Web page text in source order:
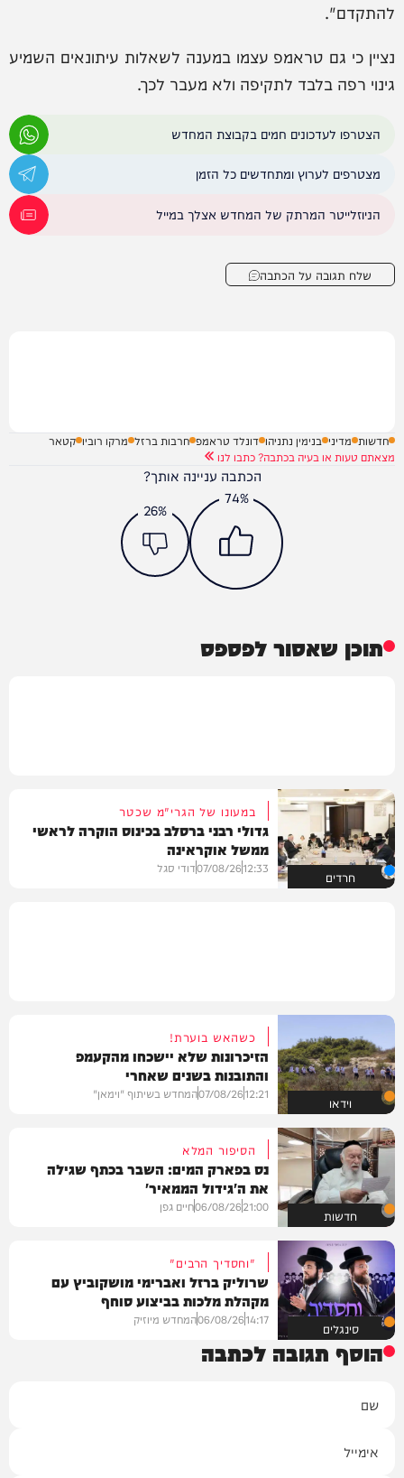
להתקדם".
נציין כי גם טראמפ עצמו במענה לשאלות עיתונאים השמיע
גינוי רפה בלבד לתקיפה ולא מעבר לכך.
הצטרפו לעדכונים חמים בקבוצת המחדש
מצטרפים לערוץ ומתחדשים כל הזמן
הניוזלייטר המרתק של המחדש אצלך במייל
שלח תגובה על הכתבה
חדשות מדיני בנימין נתניהו דונלד טראמפ חרבות ברזל מרקו רוביו קטאר
מצאתם טעות או בעיה בכתבה? כתבו לנו
הכתבה עניינה אותך?
74%
26%
תוכן שאסור לפספס
חרדים
במעונו של הגרי"מ שכטר
גדולי רבני ברסלב בכינוס הוקרה לראשי
ממשל אוקראינה
12:33
07/08/26דודי סגל
וידאו
כשהאש בוערת!
הזיכרונות שלא יישכחו מהקעמפ
והתובנות בשנים שאחרי
12:21
07/08/26המחדש בשיתוף "וימאן"
חדשות
הסיפור המלא
נס בפארק המים: השבר בכתף שגילה
את ה'גידול הממאיר'
21:00
06/08/26חיים גפן
סינגלים
"וחסדיך הרבים"
שרוליק ברזל ואברימי מושקוביץ עם
מקהלת מלכות בביצוע סוחף
14:17
06/08/26המחדש מיוזיק
הוסף תגובה לכתבה